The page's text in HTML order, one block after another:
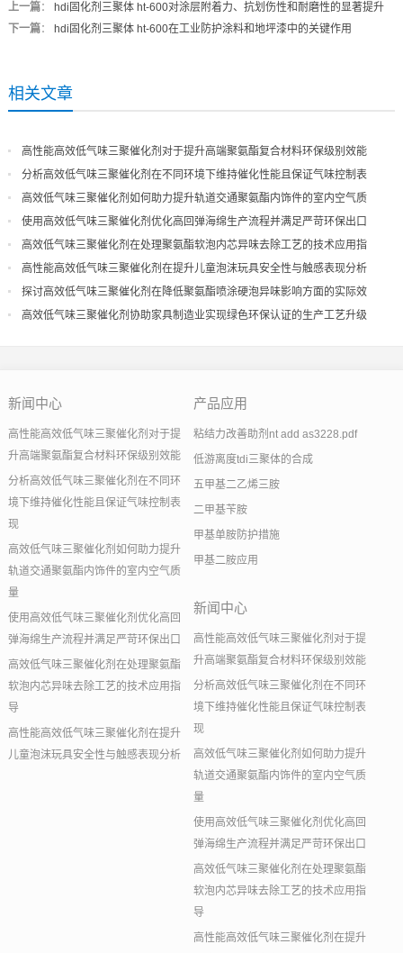
上一篇：
hdi固化剂三聚体 ht-600对涂层附着力、抗划伤性和耐磨性的显著提升
下一篇： hdi固化剂三聚体 ht-600在工业防护涂料和地坪漆中的关键作用
相关文章
高性能高效低气味三聚催化剂对于提升高端聚氨酯复合材料环保级别效能
分析高效低气味三聚催化剂在不同环境下维持催化性能且保证气味控制表
现
高效低气味三聚催化剂如何助力提升轨道交通聚氨酯内饰件的室内空气质
量
使用高效低气味三聚催化剂优化高回弹海绵生产流程并满足严苛环保出口
高效低气味三聚催化剂在处理聚氨酯软泡内芯异味去除工艺的技术应用指
导
高性能高效低气味三聚催化剂在提升儿童泡沫玩具安全性与触感表现分析
探讨高效低气味三聚催化剂在降低聚氨酯喷涂硬泡异味影响方面的实际效
果
高效低气味三聚催化剂协助家具制造业实现绿色环保认证的生产工艺升级
新闻中心
高性能高效低气味三聚催化剂对于提
升高端聚氨酯复合材料环保级别效能
分析高效低气味三聚催化剂在不同环
境下维持催化性能且保证气味控制表
现
高效低气味三聚催化剂如何助力提升
轨道交通聚氨酯内饰件的室内空气质
量
使用高效低气味三聚催化剂优化高回
弹海绵生产流程并满足严苛环保出口
高效低气味三聚催化剂在处理聚氨酯
软泡内芯异味去除工艺的技术应用指
导
高性能高效低气味三聚催化剂在提升
儿童泡沫玩具安全性与触感表现分析
产品应用
粘结力改善助剂nt add as3228.pdf
低游离度tdi三聚体的合成
五甲基二乙烯三胺
二甲基苄胺
甲基单胺防护措施
甲基二胺应用
新闻中心
高性能高效低气味三聚催化剂对于提
升高端聚氨酯复合材料环保级别效能
分析高效低气味三聚催化剂在不同环
境下维持催化性能且保证气味控制表
现
高效低气味三聚催化剂如何助力提升
轨道交通聚氨酯内饰件的室内空气质
量
使用高效低气味三聚催化剂优化高回
弹海绵生产流程并满足严苛环保出口
高效低气味三聚催化剂在处理聚氨酯
软泡内芯异味去除工艺的技术应用指
导
高性能高效低气味三聚催化剂在提升